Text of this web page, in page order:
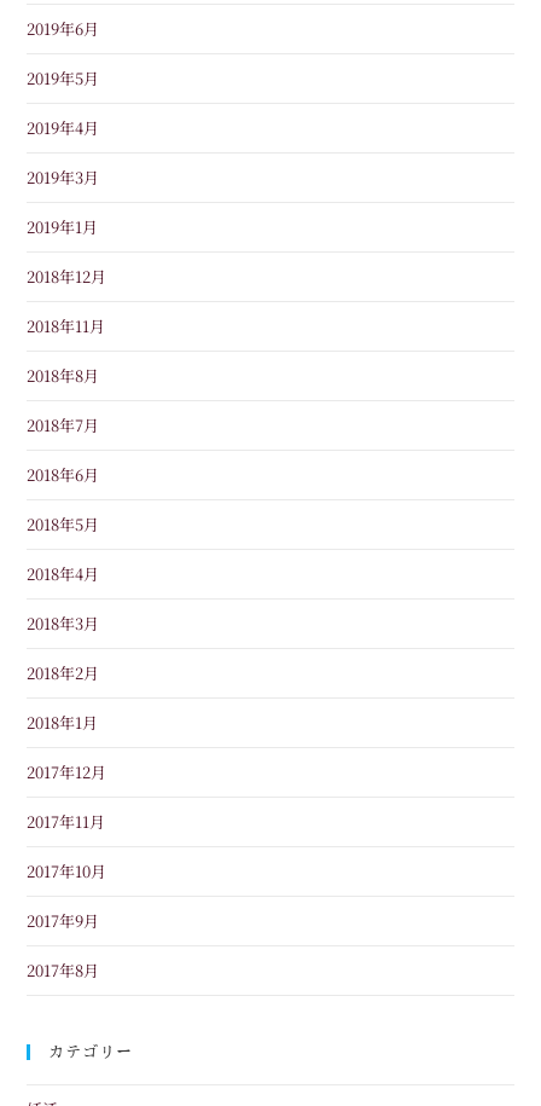
2019年6月
2019年5月
2019年4月
2019年3月
2019年1月
2018年12月
2018年11月
2018年8月
2018年7月
2018年6月
2018年5月
2018年4月
2018年3月
2018年2月
2018年1月
2017年12月
2017年11月
2017年10月
2017年9月
2017年8月
カテゴリー